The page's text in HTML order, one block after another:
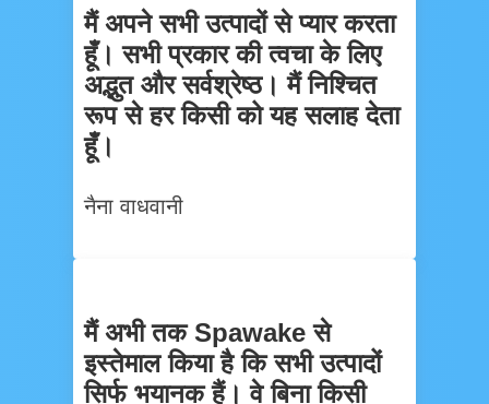
मैं अपने सभी उत्पादों से प्यार करता
हूँ। सभी प्रकार की त्वचा के लिए
अद्भुत और सर्वश्रेष्ठ। मैं निश्चित
रूप से हर किसी को यह सलाह देता
हूँ।
नैना वाधवानी
मैं अभी तक Spawake से
इस्तेमाल किया है कि सभी उत्पादों
सिर्फ भयानक हैं। वे बिना किसी